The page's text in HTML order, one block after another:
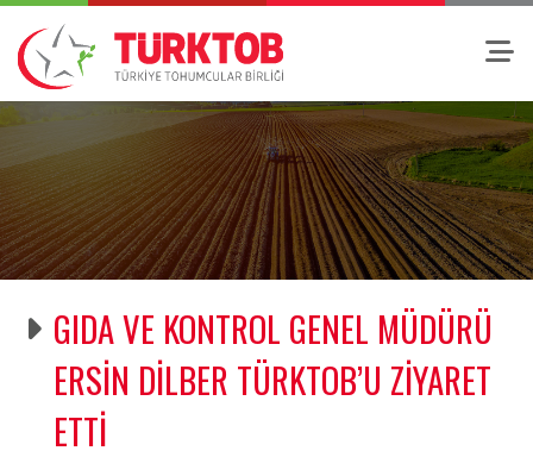
GIDA VE KONTROL GENEL MÜDÜRÜ
ERSİN DİLBER TÜRKTOB’U ZİYARET
ETTİ